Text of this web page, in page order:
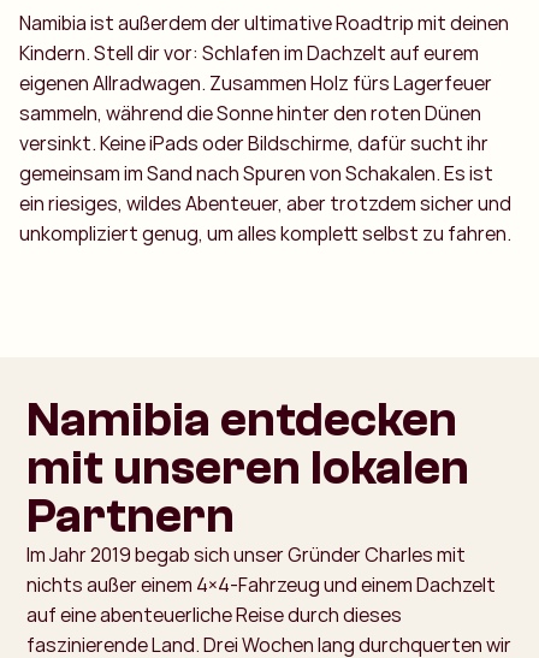
Namibia ist außerdem der ultimative Roadtrip mit deinen
Kindern. Stell dir vor: Schlafen im Dachzelt auf eurem
eigenen Allradwagen. Zusammen Holz fürs Lagerfeuer
sammeln, während die Sonne hinter den roten Dünen
versinkt. Keine iPads oder Bildschirme, dafür sucht ihr
gemeinsam im Sand nach Spuren von Schakalen. Es ist
ein riesiges, wildes Abenteuer, aber trotzdem sicher und
unkompliziert genug, um alles komplett selbst zu fahren.
Namibia entdecken
mit unseren lokalen
Partnern
Im Jahr 2019 begab sich unser Gründer Charles mit
nichts außer einem 4×4-Fahrzeug und einem Dachzelt
auf eine abenteuerliche Reise durch dieses
faszinierende Land. Drei Wochen lang durchquerten wir